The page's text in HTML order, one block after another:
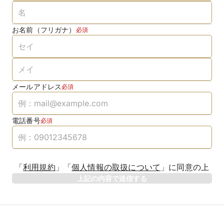
お名前（フリガナ） 必須
メールアドレス 必須
電話番号必須
「利用規約 」 「個人情報の取扱について 」 に同意の上
上記の内容で送信する